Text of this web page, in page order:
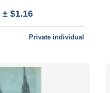
± $1.16
Private individual